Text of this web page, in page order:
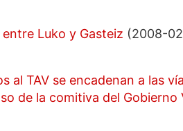
Luko y Gasteiz (2008-
al TAV se encadenan a las
de la comitiva del Gobierno